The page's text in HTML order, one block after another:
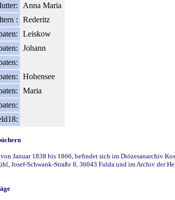
Anna Maria
:
Rederitz
Leiskow
Johann
Hohensee
Maria
Januar 1838 bis 1866, befindet sich im Diözesanarchiv
Josef-Schwank-Straße 8, 36043 Fulda und im Archiv der